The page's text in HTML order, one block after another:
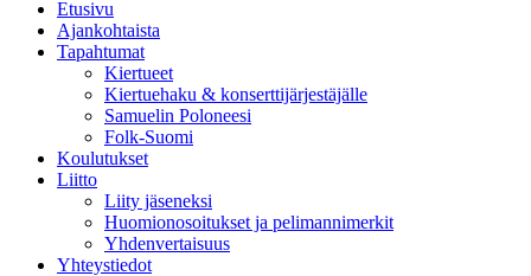
Etusivu
Ajankohtaista
Tapahtumat
Kiertueet
Kiertuehaku & konserttijärjestäjälle
Samuelin Poloneesi
Folk-Suomi
Koulutukset
Liitto
Liity jäseneksi
Huomionosoitukset ja pelimannimerkit
Yhdenvertaisuus
Yhteystiedot